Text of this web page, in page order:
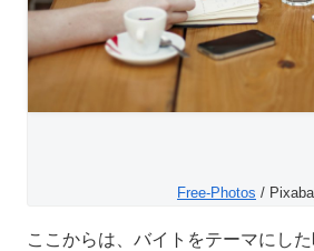
Free-Photos /
ここからは、バイトをテーマにし